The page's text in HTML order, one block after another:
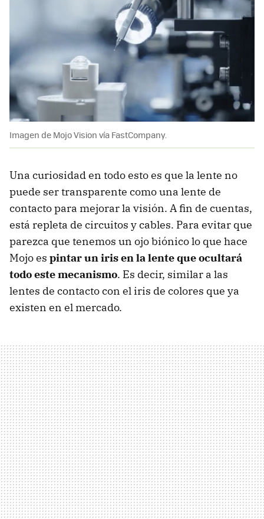
Imagen de Mojo Vision vía FastCompany.
Una curiosidad en todo esto es que la lente no
puede ser transparente como una lente de
contacto para mejorar la visión. A fin de cuentas,
está repleta de circuitos y cables. Para evitar que
parezca que tenemos un ojo biónico lo que hace
Mojo es pintar un iris en la lente que ocultará
todo este mecanismo. Es decir, similar a las
lentes de contacto con el iris de colores que ya
existen en el mercado.